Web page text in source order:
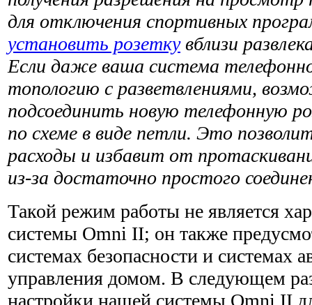
для отключения спортив­ных
установить розеткувблизи
Если даже ваша система
тополо­гию с разветвлениями,
подсоединить новую телефонную
по схеме в виде петли. Это
расходы и избавит от
из-за достаточно простого
Такой режим работы не является
системы Omni II; он также
системах безопасности и системах
управления домом. В следующем